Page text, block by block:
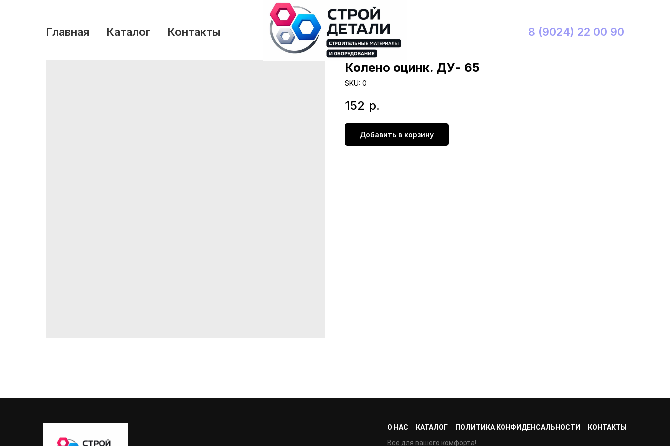
Главная Каталог Контакты 8 (9024) 22 00 90
Колено оцинк. ДУ- 65
SKU: 0
152 р.
Добавить в корзину
О НАС КАТАЛОГ ПОЛИТИКА КОНФИДЕНСАЛЬНОСТИ
КОНТАКТЫ
Всё для вашего комфорта!